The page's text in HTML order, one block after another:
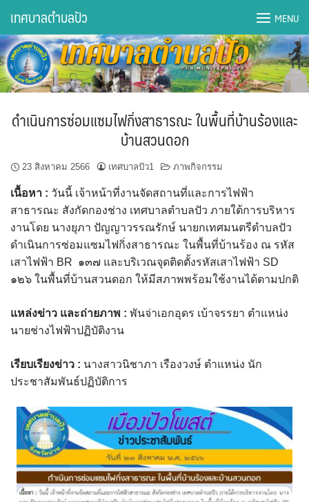
content
DWQA Ask Question
DWQA Questions
กองการศึกษา
กองคลัง
กองช่าง
กองยุทธศาสตร์และงบประมาณ
กองสาธารณสุขฯ
การเปิดเผยข้อมูลข่าวสารปี 2566 integrity transparency
assessment ITA2023
ข้อกำหนดการใช้งาน
ข้อมูลประชากร
ข้อมูลพื้นฐานของศูนย์บริการนักท่องเที่ยว เทศบาลตำบลปัว
ขั้นตอนการขอรับบริการ
งบแสดงฐานะการคลัง
เทศบาลตำบลปัว MENU
ดำเนินการซ่อมแซมไฟกิ่งสาธารณะ ในพื้นที่บ้านร้องและ
บ้านสวนดอก
23 สิงหาคม 2566 เทศบาลปัว1 ภาพกิจกรรม
เนื้อหา : วันนี้ เจ้าหน้าที่งานจัดสถานที่และการไฟฟ้า
สาธารณะ สังกัดกองช่าง เทศบาลตำบลปัว ภายใต้การบริหาร
งานโดย นางยุภา ปัญญาวรรณรักษ์ นายกเทศมนตรีตำบลปัว
ดำเนินการซ่อมแซมไฟกิ่งสาธารณะ ในพื้นที่บ้านร้อง ณ รหัส
เสาไฟฟ้า BR ๑๓๗ และบริเวณจุดติดตั้งรหัสเสาไฟฟ้า SD
๑๒๖ ในพื้นที่บ้านสวนดอก ให้มีสภาพพร้อมใช้งานได้ตามปกติ
แหล่งข่าว และถ่ายภาพ : พันจ่าเอกอุดร เบ้าจรรยา ตำแหน่ง
นายช่างไฟฟ้าปฏิบัติงาน
เรียบเรียงข่าว : นางสาวนิชาภา เรืองวงษ์ ตำแหน่ง นัก
ประชาสัมพันธ์ปฏิบัติการ